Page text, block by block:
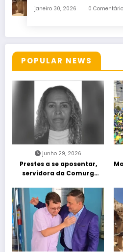
janeiro 30, 2026 0
POPULAR NEWS
junho 29, 2026
Prestes a se aposentar,
servidora da Comurg
entra em protocolo de
morte encefálica